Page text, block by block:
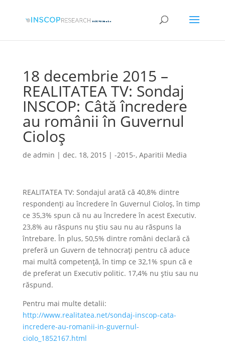
18 decembrie 2015 –
REALITATEA TV: Sondaj
INSCOP: Câtă încredere
au românii în Guvernul
Cioloș
de admin | dec. 18, 2015 | -2015-, Aparitii Media
REALITATEA TV: Sondajul arată că 40,8% dintre
respondenți au încredere în Guvernul Cioloș, în timp
ce 35,3% spun că nu au încredere în acest Executiv.
23,8% au răspuns nu știu sau nu au răspuns la
întrebare. În plus, 50,5% dintre români declară că
preferă un Guvern de tehnocrați pentru că aduce
mai multă competență, în timp ce 32,1% spun că e
de preferat un Executiv politic. 17,4% nu știu sau nu
răspund.
Pentru mai multe detalii:
http://www.realitatea.net/sondaj-inscop-cata-
incredere-au-romanii-in-guvernul-
ciolo_1852167.html